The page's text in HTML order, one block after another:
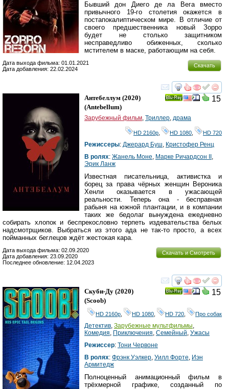
Бывший дон Диего де ла Вега вместо
привычного 19-го столетия окажется в
постапокалиптическом мире. В отличие от
своего предшественника новый Зорро
будет не столько защитником
несправедливо обиженных, сколько
мстителем в маске, работающим на себя.
Скачать
Дата выхода фильма: 01.01.2021
Дата добавления: 22.02.2024
смотреть
15
Антебеллум (2020)
(Antebellum)
Зарубежный фильм, Триллер, драма
HD 2160р HD 1080 HD 720
Режиссеры: Джерард Буш, Кристофер Ренц
В ролях: Жанель Моне, Марке Ричардсон II,
Эрик Ланж
Известная писательница, активистка и
борец за права чёрных женщин Вероника
Хенли оказывается в ужасающей
реальности. Теперь она - бесправная
рабыня на южной плантации, и в компании
таких же бедолаг вынуждена ежедневно
собирать хлопок и беспрекословно терпеть издевательства белых
надсмотрщиков. Выбраться из этого ада не так-то просто, а всех
пойманных беглецов ждёт жестокая кара.
Скачать и Смотреть
Дата выхода фильма: 02.09.2020
Дата добавления: 23.09.2020
Последнее обновление: 12.04.2023
смотреть
15
Скуби-Ду (2020)
(Scoob)
HD 2160р HD 1080 HD 720 Про собак
Детектив Зарубежные мультфильмы
Комедия Приключения Семейный Ужасы
Режиссер: Тони Червоне
В ролях: Фрэнк Уэлкер Уилл Форте Иэн
Армитедж
Полноценный анимационный фильм в
трёхмерной графике, созданный по